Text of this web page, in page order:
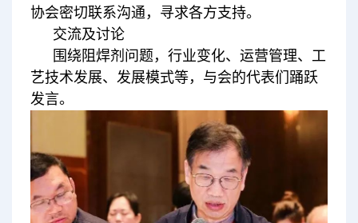
协会密切联系沟通，寻求各方支持。
交流及讨论
围绕阻焊剂问题，行业变化、运营管理、工
艺技术发展、发展模式等，与会的代表们踊跃
发言。